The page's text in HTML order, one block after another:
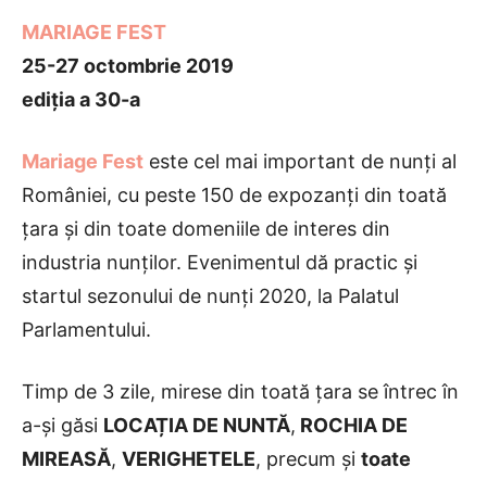
MARIAGE FEST
25-27 octombrie 2019
ediția a 30-a
Mariage Fest este cel mai important de nunți al
României, cu peste 150 de expozanți din toată
țara și din toate domeniile de interes din
industria nunților. Evenimentul dă practic și
startul sezonului de nunți 2020, la Palatul
Parlamentului.
Timp de 3 zile, mirese din toată țara se întrec în
a-și găsi LOCAȚIA DE NUNTĂ, ROCHIA DE
MIREASĂ, VERIGHETELE, precum și toate